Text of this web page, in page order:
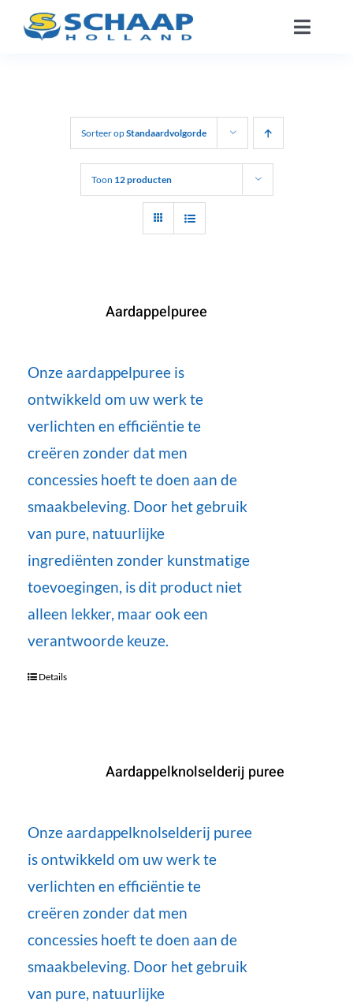
naar
Toggle
Sorteer opStandaardvolgorde
Toon 12 producten
Aardappelpuree
Onze aardappelpuree is
ontwikkeld om uw werk te
verlichten en efficiëntie te
creëren zonder dat men
concessies hoeft te doen aan de
smaakbeleving. Door het gebruik
van pure, natuurlijke
ingrediënten zonder kunstmatige
toevoegingen, is dit product niet
alleen lekker, maar ook een
verantwoorde keuze.
Details
Aardappelknolselderij puree
Onze aardappelknolselderij puree
is ontwikkeld om uw werk te
verlichten en efficiëntie te
creëren zonder dat men
concessies hoeft te doen aan de
smaakbeleving. Door het gebruik
van pure, natuurlijke